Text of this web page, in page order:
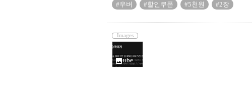
#우버 #할인쿠폰 #5천원 #2장
Images
photouber invite_400_10405849.jpg